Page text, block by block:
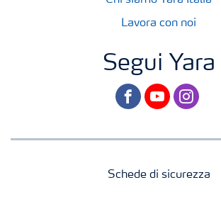
Lavora con noi
Segui Yara
facebookyoutubeinstagram
Schede di sicurezza